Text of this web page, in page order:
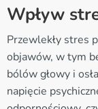
Wpływ
Przewlekły stres
objawów, w tym
bólów głowy i
napięcie